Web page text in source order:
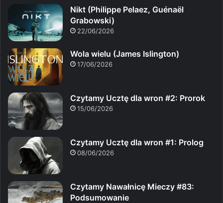
Nikt (Philippe Pelaez, Guénaël
Grabowski)
22/06/2026
Wola wielu (James Islington)
17/06/2026
Czytamy Ucztę dla wron #2: Prorok
15/06/2026
Czytamy Ucztę dla wron #1: Prolog
08/06/2026
Czytamy Nawałnicę Mieczy #83:
Podsumowanie